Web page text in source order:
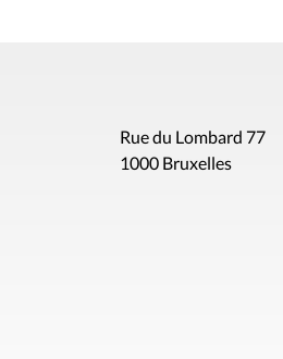
Rue du Lombard 77
1000 Bruxelles